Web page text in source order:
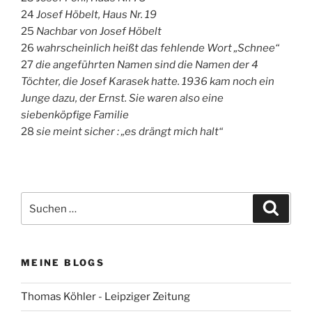
24 Josef Höbelt, Haus Nr. 19
25 Nachbar von Josef Höbelt
26 wahrscheinlich heißt das fehlende Wort „Schnee“
27die angeführten Namen sind die Namen der 4
Töchter, die Josef Karasek hatte. 1936 kam noch ein
Junge dazu, der Ernst. Sie waren also eine
siebenköpfige Familie
28 sie meint sicher : „es drängt mich halt“
nach:
MEINE BLOGS
Thomas Köhler - Leipziger Zeitung